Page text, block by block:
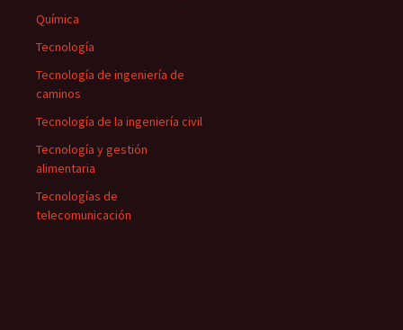
Química
Tecnología
Tecnología de ingeniería de
caminos
Tecnología de la ingeniería civil
Tecnología y gestión
alimentaria
Tecnologías de
telecomunicación